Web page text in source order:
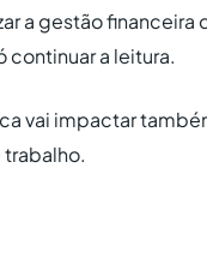
a gestão financeira
continuar a leitura.
vai impactar
trabalho.